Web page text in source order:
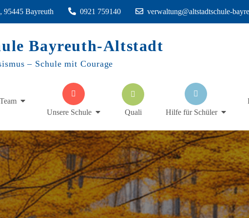
95445 Bayreuth 0921 759140 verwaltung@altstadtschule-
Bayreuth-Altstadt
– Schule mit Courage
Team
Unsere Schule
Quali Hilfe für Schüler